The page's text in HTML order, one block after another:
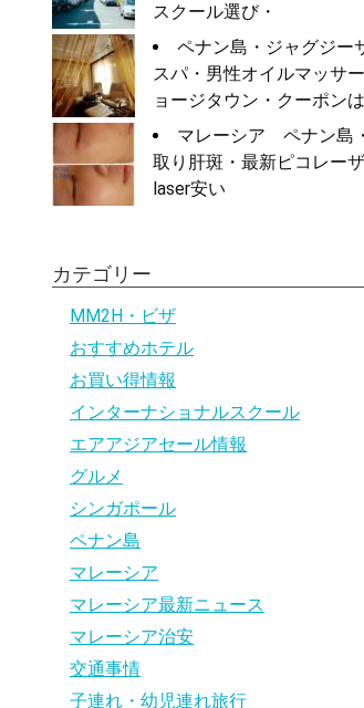
スクール選び・
ペナン島・ジャグジー
スパ・男性オイルマッサ
ョージタウン・クーポン
マレーシア ペナン島
取り肝斑・最新ピコレー
laser安い
カテゴリー
MM2H・ビザ
おすすめホテル
お買い得情報
インターナショナルスクール
エアアジアセール情報
グルメ
シンガポール
ペナン島
マレーシア
マレーシア最新ニュース
マレーシア治安
交通事情
子連れ・幼児連れ旅行